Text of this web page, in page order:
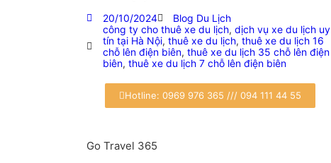
20/10/2024
Blog Du Lịch
công ty cho thuê xe du lịch, dịch vụ xe du lịch uy
tín tại Hà Nội, thuê xe du lịch, thuê xe du lịch 16
chỗ lên điện biên, thuê xe du lịch 35 chỗ lên điện
biên, thuê xe du lịch 7 chỗ lên điện biên
Hotline: 0969 976 365 /// 094 111 44 55
Go Travel 365